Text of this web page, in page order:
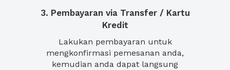
3. Pembayaran via Transfer / Kartu
Kredit
Lakukan pembayaran untuk
mengkonfirmasi pemesanan anda,
kemudian anda dapat langsung